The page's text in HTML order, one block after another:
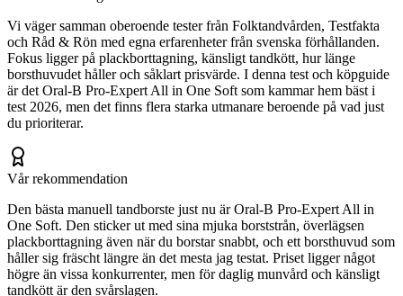
Vi väger samman oberoende tester från Folktandvården, Testfakta
och Råd & Rön med egna erfarenheter från svenska förhållanden.
Fokus ligger på plackborttagning, känsligt tandkött, hur länge
borsthuvudet håller och såklart prisvärde. I denna test och köpguide
är det Oral-B Pro-Expert All in One Soft som kammar hem bäst i
test 2026, men det finns flera starka utmanare beroende på vad just
du prioriterar.
Vår rekommendation
Den bästa manuell tandborste just nu är Oral-B Pro-Expert All in
One Soft. Den sticker ut med sina mjuka borststrån, överlägsen
plackborttagning även när du borstar snabbt, och ett borsthuvud som
håller sig fräscht längre än det mesta jag testat. Priset ligger något
högre än vissa konkurrenter, men för daglig munvård och känsligt
tandkött är den svårslagen.